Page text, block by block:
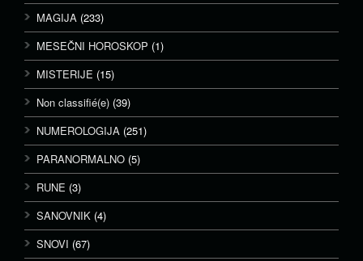
MAGIJA (233)
MESEČNI HOROSKOP (1)
MISTERIJE (15)
Non classifié(e) (39)
NUMEROLOGIJA (251)
PARANORMALNO (5)
RUNE (3)
SANOVNIK (4)
SNOVI (67)